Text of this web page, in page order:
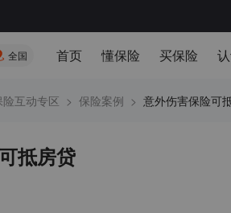
全国 首页 懂保险 买保险
险互动专区 > 保险案例 > 意外伤害保险可
抵房贷